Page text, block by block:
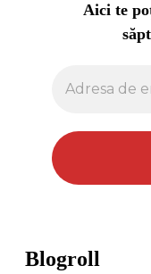
Aici te
Blogroll